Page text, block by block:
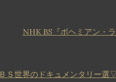
NHK BS『ボヘミアン・
Ｓ世界のドキュメンタリー